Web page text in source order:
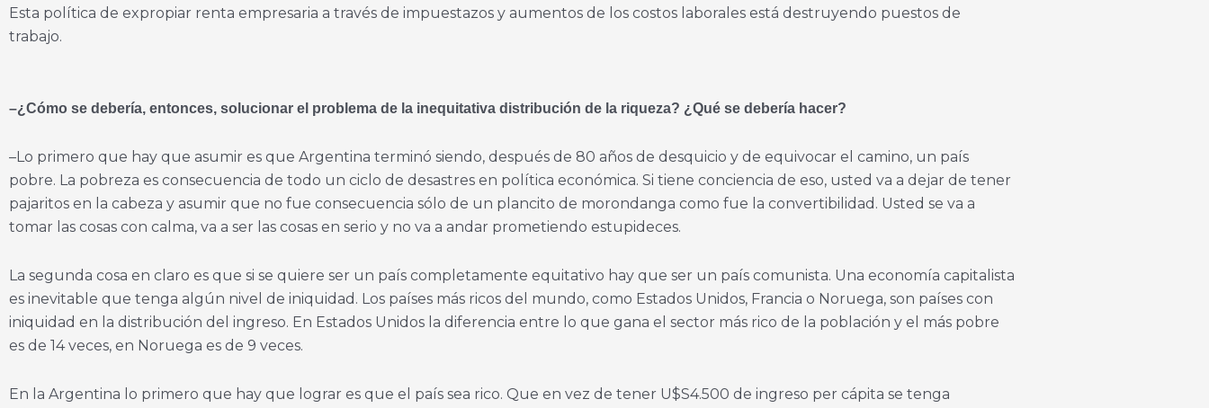
Esta política de expropiar renta empresaria a través de impuestazos y aumentos de los costos laborales está destruyendo puestos de
trabajo.
–¿Cómo se debería, entonces, solucionar el problema de la inequitativa distribución de la riqueza? ¿Qué se debería hacer?
–Lo primero que hay que asumir es que Argentina terminó siendo, después de 80 años de desquicio y de equivocar el camino, un país
pobre. La pobreza es consecuencia de todo un ciclo de desastres en política económica. Si tiene conciencia de eso, usted va a dejar de tener
pajaritos en la cabeza y asumir que no fue consecuencia sólo de un plancito de morondanga como fue la convertibilidad. Usted se va a
tomar las cosas con calma, va a ser las cosas en serio y no va a andar prometiendo estupideces.
La segunda cosa en claro es que si se quiere ser un país completamente equitativo hay que ser un país comunista. Una economía capitalista
es inevitable que tenga algún nivel de iniquidad. Los países más ricos del mundo, como Estados Unidos, Francia o Noruega, son países con
iniquidad en la distribución del ingreso. En Estados Unidos la diferencia entre lo que gana el sector más rico de la población y el más pobre
es de 14 veces, en Noruega es de 9 veces.
En la Argentina lo primero que hay que lograr es que el país sea rico. Que en vez de tener U$S4.500 de ingreso per cápita se tenga